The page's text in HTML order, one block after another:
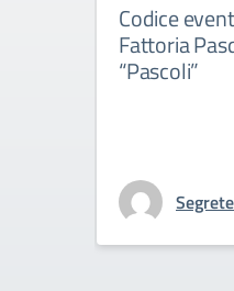
Codice
Fattoria
“Pascoli”